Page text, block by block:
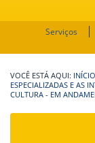
Serviços
INÍCIO
ESPECIALIZADAS E AS
CULTURA - EM